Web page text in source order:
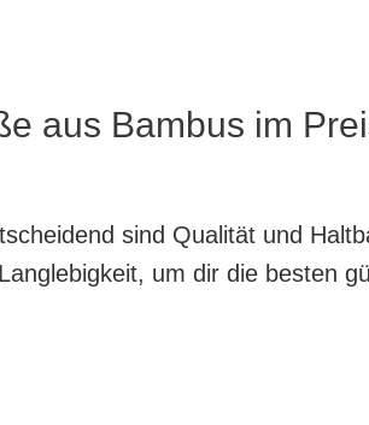
aus Bambus im
sind Qualität und
um dir die besten